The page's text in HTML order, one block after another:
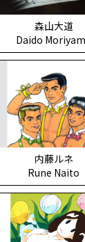
森山大道
Daido
内藤ルネ
Rune Naito